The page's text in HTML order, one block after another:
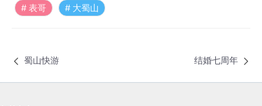
表哥 大蜀山
蜀山快游 结婚七周年